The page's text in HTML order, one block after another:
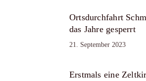
Ortsdurchfahrt
das Jahre gesperrt
21. September 2023
Erstmals eine